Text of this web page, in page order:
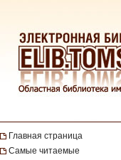
Главная страница
Самые читаемые